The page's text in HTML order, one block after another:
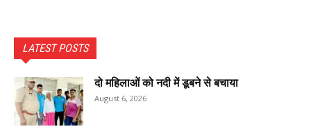
LATEST POSTS
दो महिलाओं को नदी में डूबने से बचाया
August 6, 2026